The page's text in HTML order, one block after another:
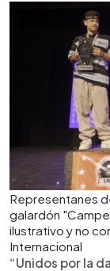
Representanes
galardón
ilustrativo y no
Internacional
“Unidos por la